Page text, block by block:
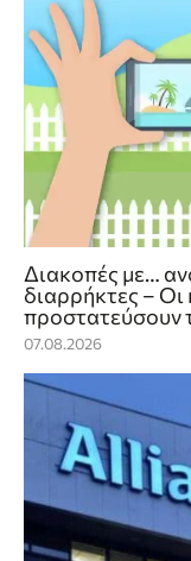
Διακοπές με…
διαρρήκτες – Οι
προστατεύσουν
07.08.2026